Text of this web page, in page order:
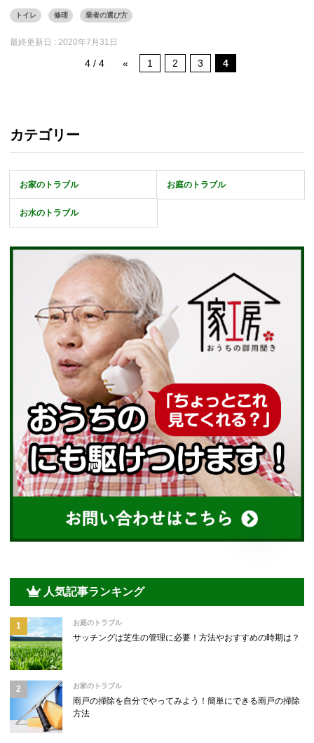
トイレ 修理 業者の選び方
最終更新日 : 2020年7月31日
4 / 4 « 1 2 3 4
カテゴリー
お家のトラブル お庭のトラブル
お水のトラブル
人気記事ランキング
お庭のトラブル
サッチングは芝生の管理に必要！方法やおすすめの時期は？
お家のトラブル
雨戸の掃除を自分でやってみよう！簡単にできる雨戸の掃除
方法